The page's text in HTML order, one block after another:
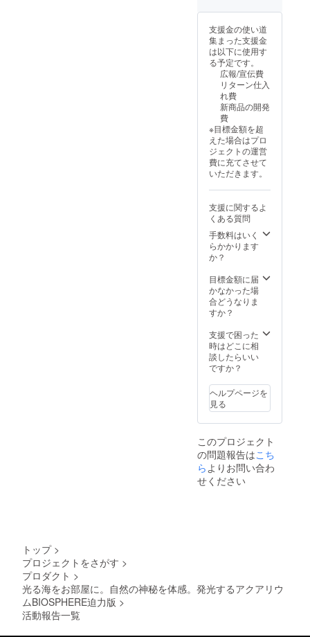
島・母
島・硫
黄島・
南鳥島
など）
す。 弊
社で対
応でき
ない以
下の地
域は
キャン
セル扱
いとさ
せてい
ただき
ます。
伊豆諸
島：
青ヶ島
村
（青ヶ
島）・
利島村
（利
島）・
御蔵島
島）・
式根島
小笠原
村（父
島・母
島・硫
黄島・
など）
が2セッ
トとな
りま
す。 注
記2：本
製品は
ゆう
パッ
ク、宅
急便、
もしく
は、宅
急便タ
イム
サービ
スで出
来る限
でお届
けしま
す。 弊
社で対
下の地
域は
キャン
せてい
ただき
ます。
伊豆諸
青ヶ島
村
（青ヶ
島）・
（利
島）・
御蔵島
村（御
蔵
黄島・
個 ・
明書 ・
DINO 2
パック
（ 1
パック
230ml )
FOOD 1
（ 1
パック
200ml )
注記1：
本製品
はゆう
ク、宅
急便、
もしく
は、宅
急便タ
サービ
スで出
来る限
り最短
けしま
す。 弊
社で対
応でき
下の地
域は
キャン
セル扱
せてい
ただき
ます。
伊豆諸
島：
村（御
蔵
支援金の使い道
集まった支援金
は以下に使用す
る予定です。
広報/宣伝費
リターン仕入
れ費
新商品の開発
費
※目標金額を超
えた場合はプロ
ジェクトの運営
費に充てさせて
いただきます。
支援に関するよ
くある質問
手数料はいく
らかかります
か？
目標金額に届
かなかった場
合どうなりま
すか？
支援で困った
時はどこに相
談したらいい
ですか？
ヘルプページを
見る
このプロジェクト
の問題報告はこち
ら よりお問い合わ
せください
トップ >
プロジェクトをさがす >
プロダクト >
光る海をお部屋に。自然の神秘を体感。発光するアクアリウ
ムBIOSPHERE迫力版 >
活動報告一覧